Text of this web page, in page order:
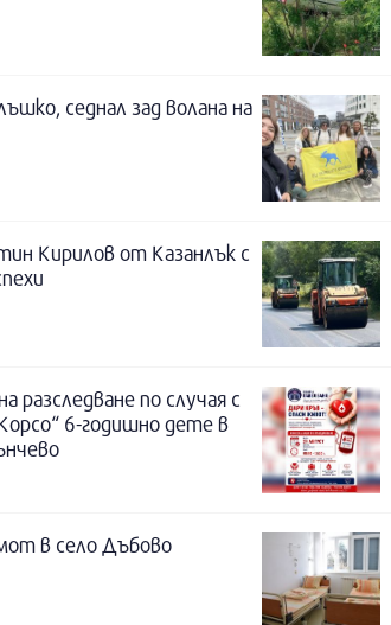
седнал зад волана на
Кирилов от Казанлък с
разследване по случая с
6-годишно дете в
в село Дъбово